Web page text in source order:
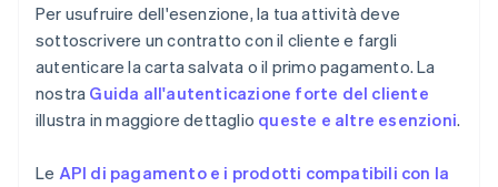
Per usufruire dell'esenzione, la tua attività deve
sottoscrivere un contratto con il cliente e fargli
autenticare la carta salvata o il primo pagamento. La
nostra Guida all'autenticazione forte del cliente
illustra in maggiore dettaglio queste e altre esenzioni.
Le API di pagamento e i prodotti compatibili con la